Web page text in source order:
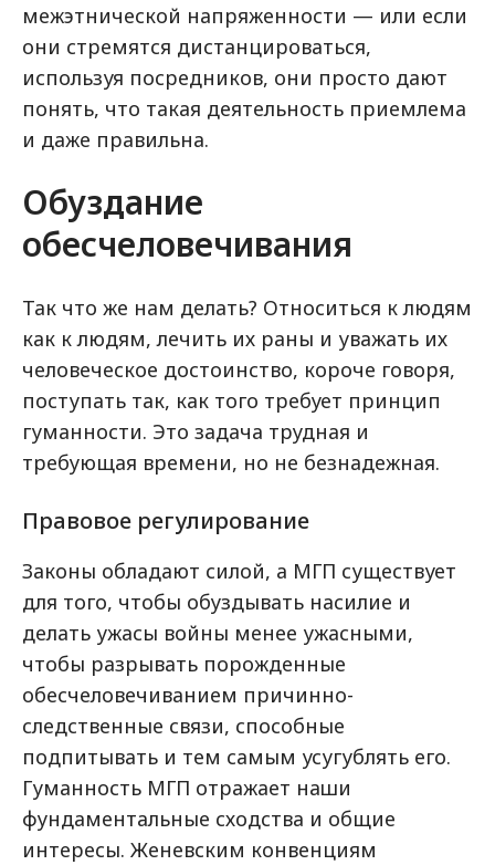
межэтнической напряженности — или если
они стремятся дистанцироваться,
используя посредников, они просто дают
понять, что такая деятельность приемлема
и даже правильна.
Обуздание
обесчеловечивания
Так что же нам делать? Относиться к людям
как к людям, лечить их раны и уважать их
человеческое достоинство, короче говоря,
поступать так, как того требует принцип
гуманности. Это задача трудная и
требующая времени, но не безнадежная.
Правовое регулирование
Законы обладают силой, а МГП существует
для того, чтобы обуздывать насилие и
делать ужасы войны менее ужасными,
чтобы разрывать порожденные
обесчеловечиванием причинно-
следственные связи, способные
подпитывать и тем самым усугублять его.
Гуманность МГП отражает наши
фундаментальные сходства и общие
интересы. Женевским конвенциям